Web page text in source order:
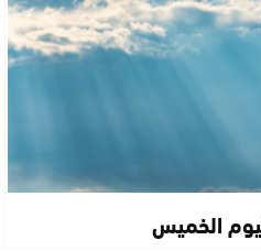
الخميس